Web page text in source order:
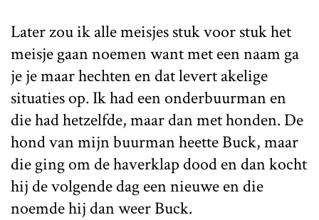
Later zou ik alle meisjes stuk voor stuk het
meisje gaan noemen want met een naam ga
je je maar hechten en dat levert akelige
situaties op. Ik had een onderbuurman en
die had hetzelfde, maar dan met honden. De
hond van mijn buurman heette Buck, maar
die ging om de haverklap dood en dan kocht
hij de volgende dag een nieuwe en die
noemde hij dan weer Buck.